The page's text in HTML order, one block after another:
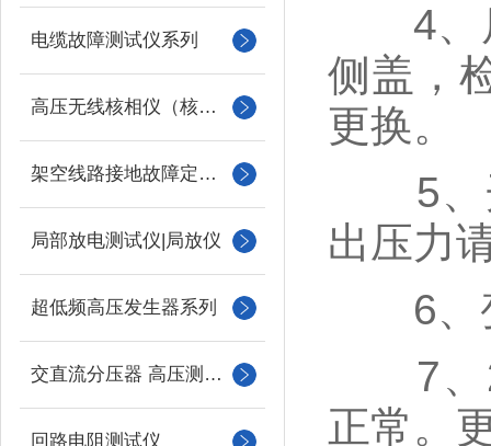
电缆故障测试仪系列
高压无线核相仪（核相器）
架空线路接地故障定位仪
局部放电测试仪|局放仪
超低频高压发生器系列
交直流分压器 高压测量仪
回路电阻测试仪
4、后
侧盖，
更换。
5、开
出压力
6、变
7、2
正常。